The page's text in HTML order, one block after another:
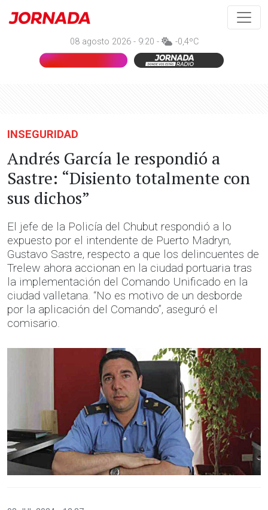
08 agosto 2026 - 9:20 - -0,4ºC
INSEGURIDAD
Andrés García le respondió a
Sastre: “Disiento totalmente con
sus dichos”
El jefe de la Policía del Chubut respondió a lo
expuesto por el intendente de Puerto Madryn,
Gustavo Sastre, respecto a que los delincuentes de
Trelew ahora accionan en la ciudad portuaria tras
la implementación del Comando Unificado en la
ciudad valletana. “No es motivo de un desborde
por la aplicación del Comando”, aseguró el
comisario.